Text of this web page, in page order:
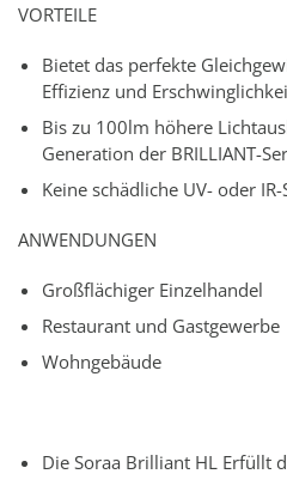
VORTEILE
Bietet das perfekte
Effizienz und
Bis zu 100lm höhere
Generation der BRILLIANT-
Keine schädliche UV- oder
ANWENDUNGEN
Großflächiger Einzelhandel
Restaurant und Gastgewerbe
Wohngebäude
Die Soraa Brilliant HL Erfüllt